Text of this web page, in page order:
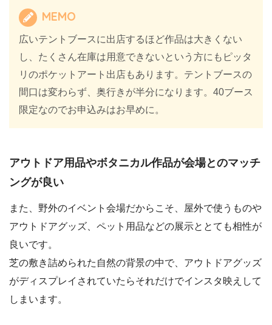
MEMO
広いテントブースに出店するほど作品は大きくない
し、たくさん在庫は用意できないという方にもピッタ
リのポケットアート出店もあります。テントブースの
間口は変わらず、奥行きが半分になります。40ブース
限定なのでお申込みはお早めに。
アウトドア用品やボタニカル作品が会場とのマッチ
ングが良い
また、野外のイベント会場だからこそ、屋外で使うものや
アウトドアグッズ、ペット用品などの展示ととても相性が
良いです。
芝の敷き詰められた自然の背景の中で、アウトドアグッズ
がディスプレイされていたらそれだけでインスタ映えして
しまいます。